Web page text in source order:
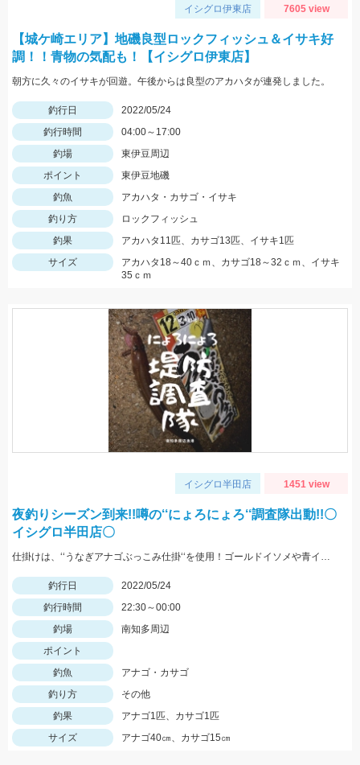
イシグロ伊東店 7605 view
【城ケ崎エリア】地磯良型ロックフィッシュ＆イサキ好
調！！青物の気配も！【イシグロ伊東店】
朝方に久々のイサキが回遊。午後からは良型のアカハタが連発しました。
釣行日
2022/05/24
釣行時間
04:00～17:00
釣場
東伊豆周辺
ポイント
東伊豆地磯
釣魚
アカハタ・カサゴ・イサキ
釣り方
ロックフィッシュ
釣果
アカハタ11匹、カサゴ13匹、イサキ1匹
サイズ
アカハタ18～40ｃｍ、カサゴ18～32ｃｍ、イサキ
35ｃｍ
イシグロ半田店 1451 view
夜釣りシーズン到来!!噂の‘‘にょろにょろ‘‘調査隊出動!!〇
イシグロ半田店〇
仕掛けは、‘‘うなぎアナゴぶっこみ仕掛‘‘を使用！ゴールドイソメや青イソメの房掛けがオススメ‼
釣行日
2022/05/24
釣行時間
22:30～00:00
釣場
南知多周辺
ポイント
釣魚
アナゴ・カサゴ
釣り方
その他
釣果
アナゴ1匹、カサゴ1匹
サイズ
アナゴ40㎝、カサゴ15㎝